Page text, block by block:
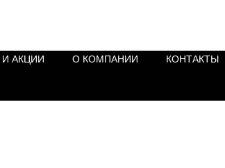
АКЦИИ О КОМПАНИИ КОНТАКТЫ